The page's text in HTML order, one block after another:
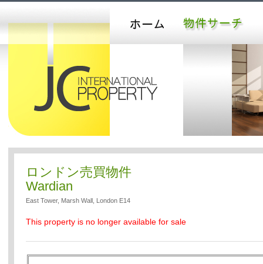
ロンドン売買物件
Wardian
East Tower, Marsh Wall, London E14
This property is no longer available for sale